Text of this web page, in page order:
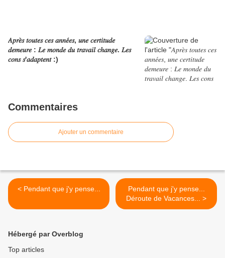
𝐴𝑝𝑟𝑒̀𝑠 𝑡𝑜𝑢𝑡𝑒𝑠 𝑐𝑒𝑠 𝑎𝑛𝑛𝑒́𝑒𝑠, 𝑢𝑛𝑒 𝑐𝑒𝑟𝑡𝑖𝑡𝑢𝑑𝑒
𝑑𝑒𝑚𝑒𝑢𝑟𝑒 : 𝐿𝑒 𝑚𝑜𝑛𝑑𝑒 𝑑𝑢 𝑡𝑟𝑎𝑣𝑎𝑖𝑙 𝑐ℎ𝑎𝑛𝑔𝑒. 𝐿𝑒𝑠
𝑐𝑜𝑛𝑠 𝑠'𝑎𝑑𝑎𝑝𝑡𝑒𝑛𝑡 :)
Commentaires
Ajouter un commentaire
< Pendant que j'y pense...
Pendant que j'y pense...
Déroute de Vacances... >
Hébergé par Overblog
Top articles